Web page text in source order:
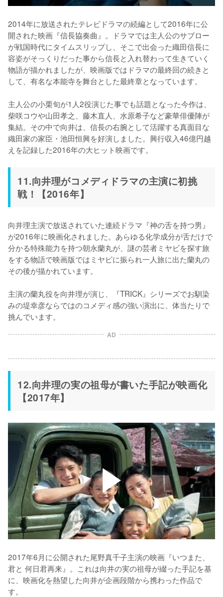
2014年に放送されたテレビドラマの続編として2016年に公
開された映画『信長協奏曲』。ドラマでは主人公のサブロー
が戦国時代にタイムスリップし、そこで出会った織田信長に
容姿がそっくりだった事から信長と入れ替わって生きていく
物語が描かれましたが、映画版ではドラマの最終回の続きと
して、有名な本能寺を舞台とした最終章となっています。
主人公の小栗旬が1人2役演じた事でも話題となった今作は、
柴咲コウや山田孝之、藤木直人、水原希子など豪華俳優陣が
集結。その中で向井は、信長の右腕として活躍する真面目な
織田家の家臣・池田恒興を好演しました。興行収入46億円越
えを記録した2016年の大ヒット映画です。
11.向井理がコメディドラマの主演に初挑
戦！【2016年】
向井理主演で放送されていた連続ドラマ『神の舌を持つ男』
が2016年に映画化されました。あらゆる化学成分が舌だけで
分かる特殊能力を持つ朝永蘭丸が、謎の芸者ミヤビを探す旅
をする物語で映画版ではミヤビに振られ一人旅に出た蘭丸の
その後が描かれています。
主演の蘭丸役を向井理が演じ、『TRICK』シリーズでお馴染
みの堤幸彦ならではのコメディ感の強い演出に、体当たりで
AD
12.向井理の実の祖母が書いた手記が映画化
【2017年】
2017年6月に公開された尾野真千子主演の映画『いつまた、
君と 何日君再来』。これは向井の実の祖母が綴った手記を基
に、映画化を熱望した向井が企画段階から携わった作品で
す。